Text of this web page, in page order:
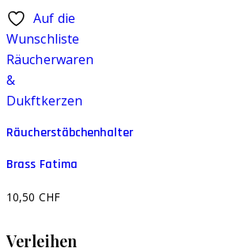
Auf die
Wunschliste
Räucherwaren
&
Dukftkerzen
Räucherstäbchenhalter
Brass Fatima
10,50 CHF
Verleihen